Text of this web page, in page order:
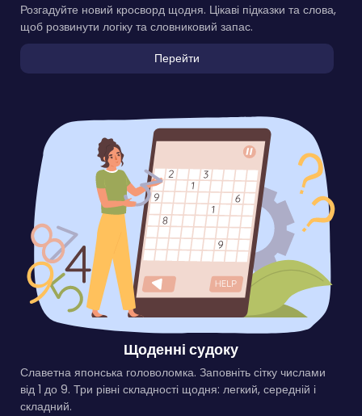
Розгадуйте новий кросворд щодня. Цікаві підказки та слова,
щоб розвинути логіку та словниковий запас.
Перейти
Щоденні судоку
Славетна японська головоломка. Заповніть сітку числами
від 1 до 9. Три рівні складності щодня: легкий, середній і
складний.